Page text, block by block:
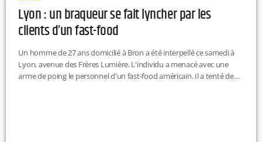
Lyon : un braqueur se fait lyncher par les
clients d’un fast-food
Un homme de 27 ans domicilié à Bron a été interpellé ce samedi à
Lyon, avenue des Frères Lumière. L'individu a menacé avec une
arme de poing le personnel d'un fast-food américain. Il a tenté de